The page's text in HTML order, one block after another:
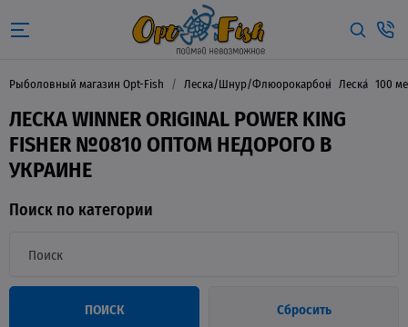
Рыболовный магазин Opt-Fish Леска/Шнур/Флюорокарбон Леска 100
ЛЕСКА WINNER ORIGINAL POWER KING
FISHER №0810 ОПТОМ НЕДОРОГО В
УКРАИНЕ
Поиск по категории
ПОИСК Сбросить